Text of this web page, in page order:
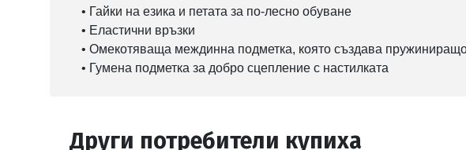
• Гайки на езика и петата за по-лесно обуване
• Еластични връзки
• Омекотяваща междинна подметка, която създава
• Гумена подметка за добро сцепление с настилката
Други потребители купиха